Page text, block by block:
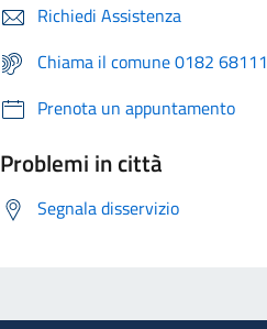
Richiedi Assistenza
Chiama il comune 0182 68111
Prenota un appuntamento
Problemi in città
Segnala disservizio